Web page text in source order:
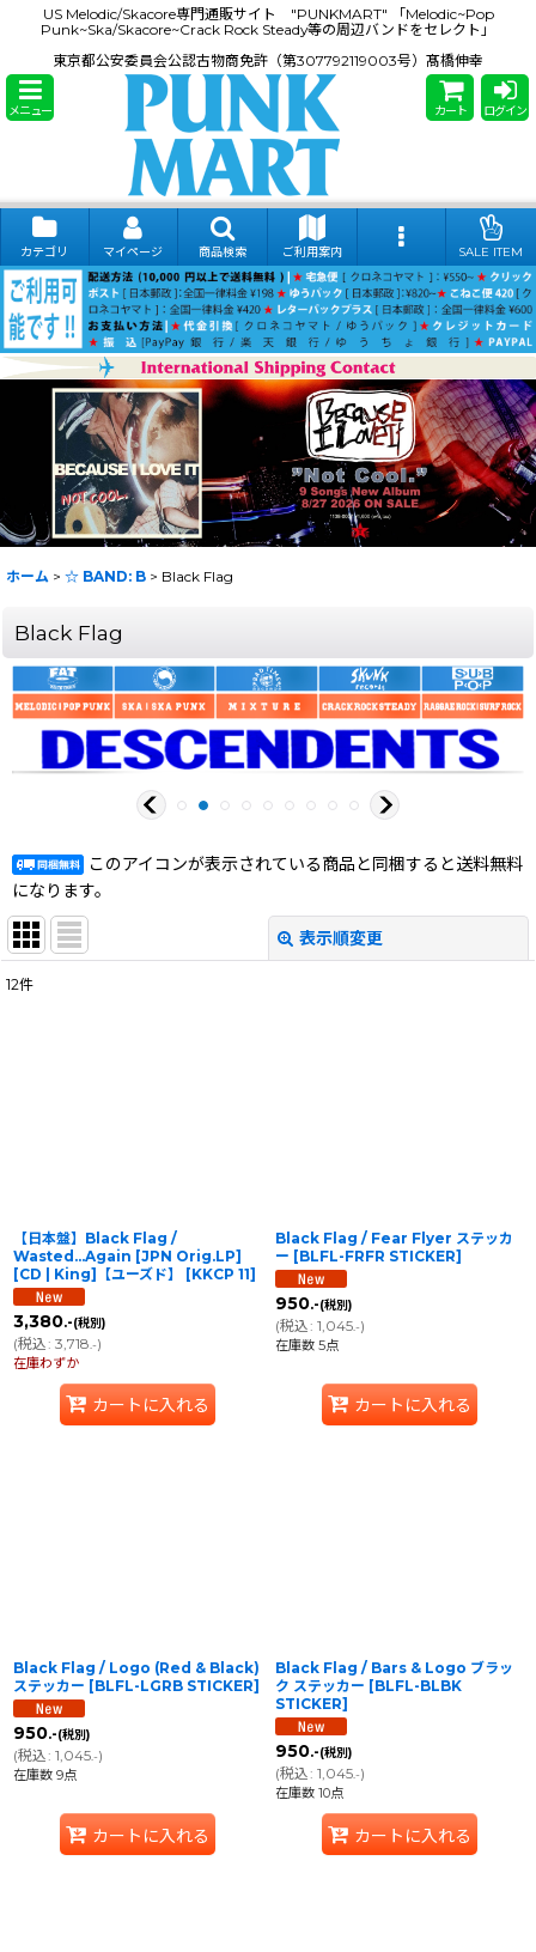
US Melodic/Skacore専門通販サイト "PUNKMART" 「Melodic~Pop
Punk~Ska/Skacore~Crack Rock Steady等の周辺バンドをセレクト」
東京都公安委員会公認古物商免許（第307792119003号）髙橋伸幸
メニュー カート ログイン
カテゴリ マイページ 商品検索 ご利用案内 SALE ITEM
ホーム > ☆ BAND: B > Black Flag
Black Flag
このアイコンが表示されている商品と同梱すると送料無料
になります。
表示順変更
12件
【日本盤】Black Flag /
Wasted...Again [JPN Orig.LP]
[CD | King]【ユーズド】
[KKCP 11]
3,380.-(税別)
(税込: 3,718.-)
在庫わずか
カートに入れる
Black Flag / Fear Flyer ステッカ
ー [BLFL-FRFR STICKER]
950.-(税別)
(税込: 1,045.-)
在庫数 5点
カートに入れる
Black Flag / Logo (Red & Black)
ステッカー [BLFL-LGRB STICKER]
950.-(税別)
(税込: 1,045.-)
在庫数 9点
カートに入れる
Black Flag / Bars & Logo ブラッ
ク ステッカー [BLFL-BLBK
STICKER]
950.-(税別)
(税込: 1,045.-)
在庫数 10点
カートに入れる